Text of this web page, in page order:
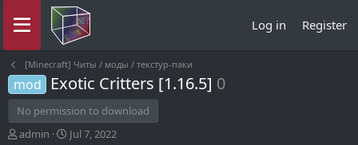
Log in Register
[Minecraft] Читы / моды / текстур-паки
mod Exotic Critters [1.16.5] 0
No permission to download
A
admin
C
Jul 7, 2022